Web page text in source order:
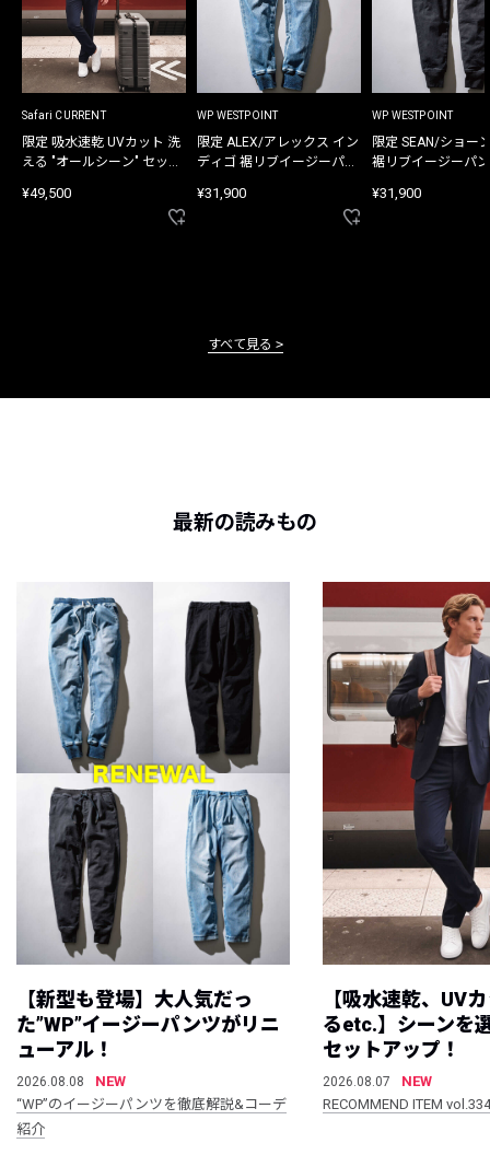
Safari CURRENT
限定 吸水速乾 UVカット 洗
える "オールシーン" セット
¥49,500
WP WESTPOINT
限定 ALEX/アレックス イン
ディゴ 裾リブイージーパン
¥31,900
WP WESTPOINT
限定 SEAN/ショー
裾リブイージーパ
¥31,900
すべて見る
最新の読みもの
【新型も登場】大人気だっ
た”WP”イージーパンツがリニ
ューアル！
2026.08.08
NEW
“WP”のイージーパンツを徹底解説&コーデ
紹介
【吸水速乾、UV
るetc.】シーンを
セットアップ！
2026.08.07
NEW
RECOMMEND ITEM vol.334